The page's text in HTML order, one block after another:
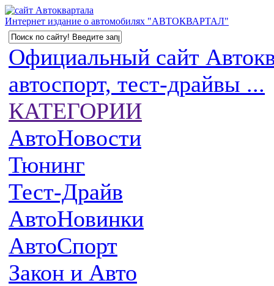
Интернет издание о автомобилях "АВТОКВАРТАЛ"
Официальный сайт
автоспорт, тест-драйвы ...
КАТЕГОРИИ
АвтоНовости
Тюнинг
Тест-Драйв
АвтоНовинки
АвтоСпорт
Закон и Авто